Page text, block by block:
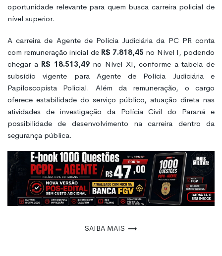
oportunidade relevante para quem busca carreira policial de
nível superior.
A carreira de Agente de Polícia Judiciária da PC PR conta
com remuneração inicial de R$ 7.818,45 no Nível I, podendo
chegar a R$ 18.513,49no Nível XI, conforme a tabela de
subsídio vigente para Agente de Polícia Judiciária e
Papiloscopista Policial. Além da remuneração, o cargo
oferece estabilidade do serviço público, atuação direta nas
atividades de investigação da Polícia Civil do Paraná e
possibilidade de desenvolvimento na carreira dentro da
segurança pública.
Saiba mais